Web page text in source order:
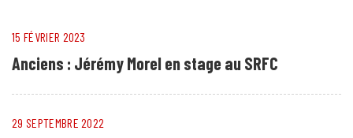
15 FÉVRIER 2023
Anciens : Jérémy Morel en stage au SRFC
29 SEPTEMBRE 2022